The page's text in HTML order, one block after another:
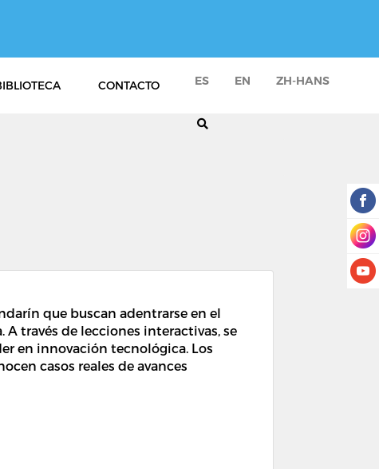
CONTACTO ES EN ZH-HANS
que buscan adentrarse en el
través de lecciones interactivas, se
en innovación tecnológica. Los
casos reales de avances